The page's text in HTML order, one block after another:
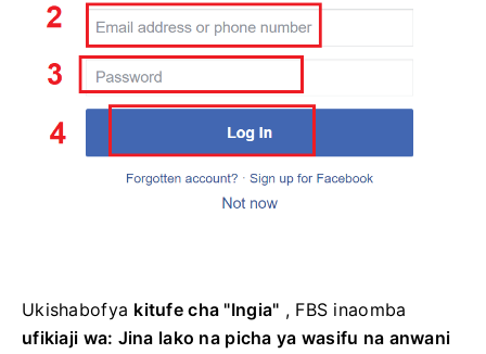
Ukishabofya kitufe cha "Ingia" , FBS inaomba
ufikiaji wa: Jina lako na picha ya wasifu na anwani